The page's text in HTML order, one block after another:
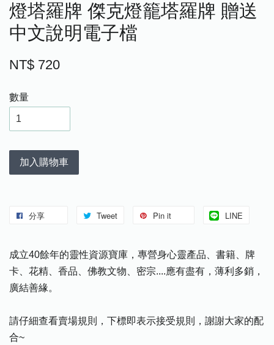
燈塔羅牌 傑克燈籠塔羅牌 贈送
中文說明電子檔
NT$ 720
數量
加入購物車
分享 Tweet Pin it LINE
成立40餘年的靈性資源寶庫，專營身心靈產品、書籍、牌
卡、花精、香品、佛教文物、密宗....應有盡有，薄利多銷，
廣結善緣。
請仔細查看賣場規則，下標即表示接受規則，謝謝大家的配
合~